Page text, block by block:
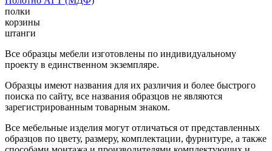
полки
корзины
штанги
Все образцы мебели изготовлены по индивидуальному
проекту в единственном экземпляре.
Образцы имеют названия для их различия и более быстрого
поиска по сайту, все названия образцов не являются
зарегистрированным товарным знаком.
Все мебельные изделия могут отличаться от представленных
образцов по цвету, размеру, комплектации, фурнитуре, а также